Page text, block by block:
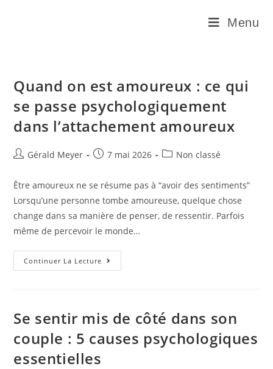
Menu
Quand on est amoureux : ce qui
se passe psychologiquement
dans l’attachement amoureux
Gérald Meyer 7 mai 2026 Non classé
Être amoureux ne se résume pas à “avoir des sentiments”
Lorsqu’une personne tombe amoureuse, quelque chose
change dans sa manière de penser, de ressentir. Parfois
même de percevoir le monde…
Continuer La Lecture
Se sentir mis de côté dans son
couple : 5 causes psychologiques
essentielles